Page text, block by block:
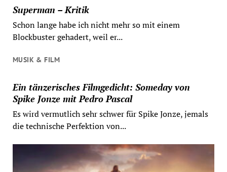
Superman – Kritik
Schon lange habe ich nicht mehr so mit einem
Blockbuster gehadert, weil er...
MUSIK & FILM
Ein tänzerisches Filmgedicht: Someday von
Spike Jonze mit Pedro Pascal
Es wird vermutlich sehr schwer für Spike Jonze, jemals
die technische Perfektion von...